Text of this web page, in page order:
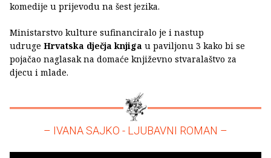
komedije u prijevodu na šest jezika.
Ministarstvo kulture sufinanciralo je i nastup
udruge Hrvatska dječja knjiga u paviljonu 3 kako bi se
pojačao naglasak na domaće književno stvaralaštvo za
djecu i mlade.
– IVANA SAJKO - LJUBAVNI ROMAN –